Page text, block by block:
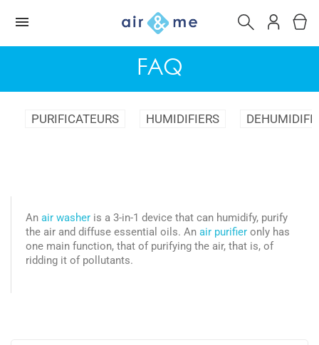
FAQ
PURIFICATEURS HUMIDIFIERS
An air washer is a 3-in-1 device that can humidify, purify
the air and diffuse essential oils. An air purifier only has
one main function, that of purifying the air, that is, of
ridding it of pollutants.